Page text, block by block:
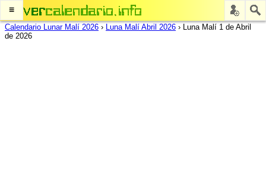
≡
Calendario Lunar Malí 2026 › Luna Malí Abril 2026 › Luna Malí 1 de Abril
de 2026